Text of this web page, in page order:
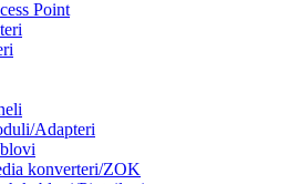
Point
Adapteri
konverteri/ZOK